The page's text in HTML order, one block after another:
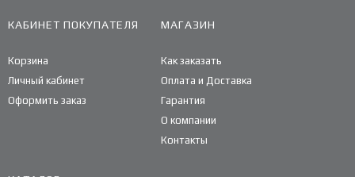
КАБИНЕТ ПОКУПАТЕЛЯ
Корзина
Личный кабинет
Оформить заказ
МАГАЗИН
Как заказать
Оплата и Доставка
Гарантия
О компании
Контакты